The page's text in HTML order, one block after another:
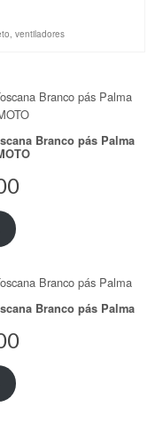
, ventiladores
Branco pás Palma
Branco pás Palma